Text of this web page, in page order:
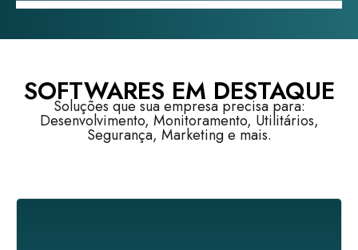
SOFTWARES EM DESTAQUE
Soluções que sua empresa precisa para:
Desenvolvimento, Monitoramento, Utilitários,
Segurança, Marketing e mais.